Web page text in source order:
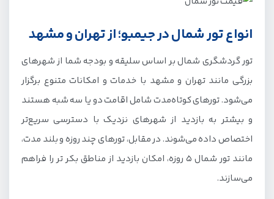
انواع تور شمال در جیمبو؛ از تهران و مشهد
تور گردشگری شمال بر اساس سلیقه و بودجه شما از شهرهای
بزرگی مانند تهران و مشهد با خدمات و امکانات متنوع برگزار
می‌شود. تورهای کوتاه‌مدت شامل اقامت دو یا سه شبه هستند
و بیشتر به بازدید از شهرهای نزدیک با دسترسی سریع‌تر
اختصاص داده می‌شوند. در مقابل، تورهای چند روزه و بلند مدت،
مانند تور شمال 5 روزه، امکان بازدید از مناطق بکر تر را فراهم
می‌سازند.